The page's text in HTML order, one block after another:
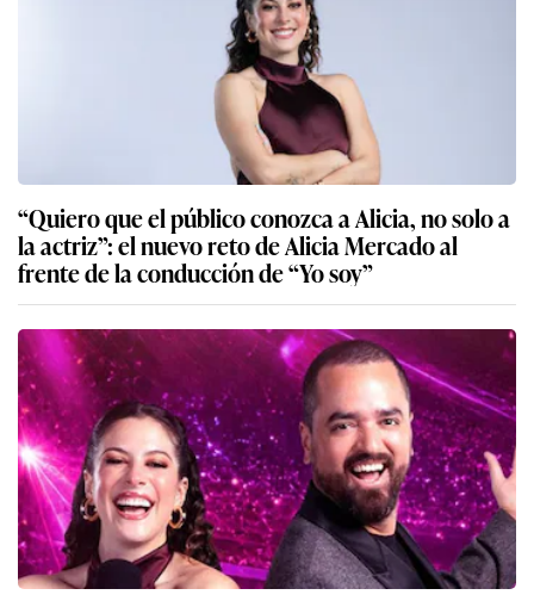
“Quiero que el público conozca a Alicia, no solo a
la actriz”: el nuevo reto de Alicia Mercado al
frente de la conducción de “Yo soy”